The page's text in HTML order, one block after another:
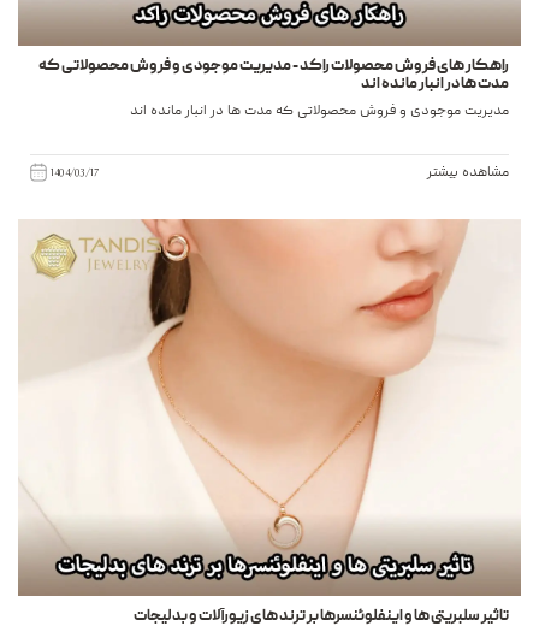
راهکار های فروش محصولات راکد - مدیریت موجودی و فروش محصولاتی که
مدت ها در انبار مانده اند
مدیریت موجودی و فروش محصولاتی که مدت ها در انبار مانده اند
مشاهده بیشتر 1404/03/17
تاثیر سلبریتی ها و اینفلوئنسرها بر ترند های زیورآلات و بدلیجات